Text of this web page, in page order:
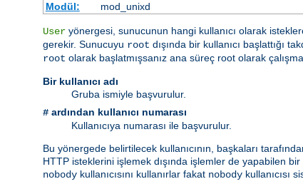
Modül:
mod_unixd
User yönergesi, sunucunun hangi kullanıcı olarak
gerekir. Sunucuyu root dışında bir kullanıcı başlattığı
root olarak başlatmışsanız ana süreç root olarak
Bir kullanıcı adı
Gruba ismiyle başvurulur.
# ardından kullanıcı numarası
Kullanıcıya numarası ile başvurulur.
Bu yönergede belirtilecek kullanıcının, başkaları
HTTP isteklerini işlemek dışında işlemler de yapabilen
nobody kullanıcısını kullanırlar fakat nobody kullanıcısı